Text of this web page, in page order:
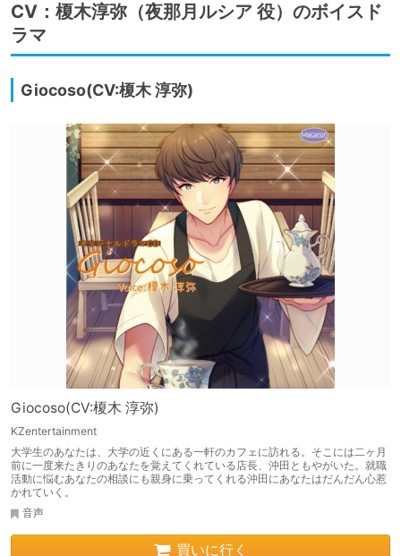
CV：榎木淳弥（夜那月ルシア 役）のボイスド
ラマ
Giocoso(CV:榎木 淳弥)
Giocoso(CV:榎木 淳弥)
KZentertainment
大学生のあなたは、大学の近くにある一軒のカフェに訪れる。そこには二ヶ月
前に一度来たきりのあなたを覚えてくれている店長、沖田ともやがいた。就職
活動に悩むあなたの相談にも親身に乗ってくれる沖田にあなたはだんだん心惹
かれていく。
音声
買いに行く